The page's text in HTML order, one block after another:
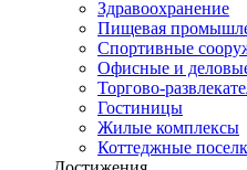
Здравоохранение
Пищевая
Спортивные
Офисные и
Торгово-
Гостиницы
Жилые комплексы
Коттеджные